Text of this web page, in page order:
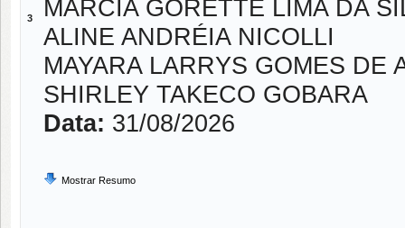
3
MARCIA GORETTE LIMA DA
ALINE ANDRÉIA NICOLLI
MAYARA LARRYS GOMES DE
SHIRLEY TAKECO GOBARA
Data: 31/08/2026
Mostrar Resumo